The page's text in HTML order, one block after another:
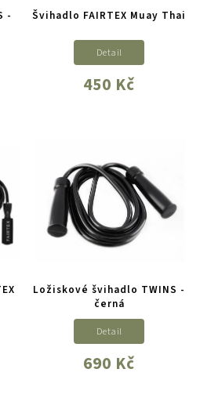
-
Švihadlo FAIRTEX Muay Thai
450 Kč
Detail
Ložiskové švihadlo TWINS -
černá
690 Kč
Detail